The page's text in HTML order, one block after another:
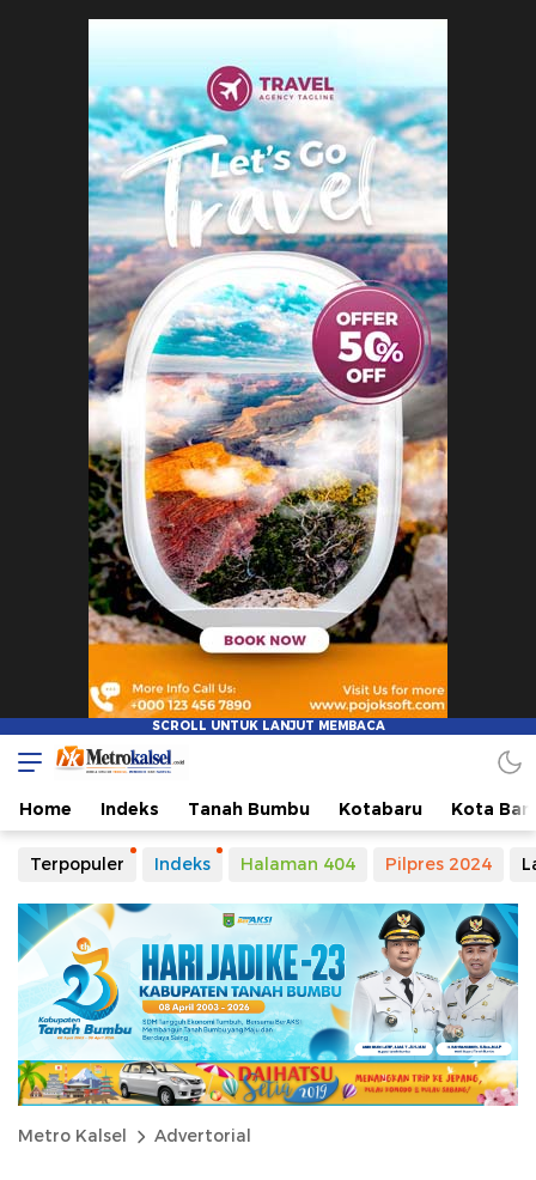
Home Indeks Tanah Bumbu Kotabaru Kota
Terpopuler Indeks Halaman 404 Pilpres 2024
Metro Kalsel Advertorial